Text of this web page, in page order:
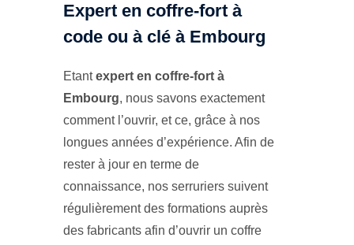
Expert en coffre-fort à
code ou à clé à Embourg
Etantexpert en coffre-fort à
Embourg, nous savons exactement
comment l’ouvrir, et ce, grâce à nos
longues années d’expérience. Afin de
rester à jour en terme de
connaissance, nos serruriers suivent
régulièrement des formations auprès
des fabricants afin d’ouvrir un coffre